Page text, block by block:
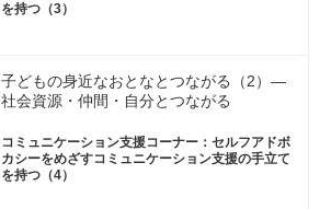
を持つ（3）
子どもの身近なおとなとつながる（2）―
社会資源・仲間・自分とつながる
コミュニケーション支援コーナー：セルフアドボ
カシーをめざすコミュニケーション支援の手立て
を持つ（4）